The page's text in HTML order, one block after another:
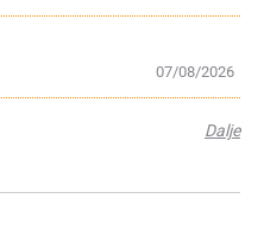
07/08/2026
Dalje